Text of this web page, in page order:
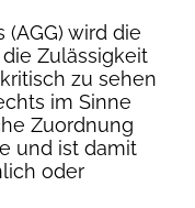
wird die
Zulässigkeit
zu sehen
im Sinne
Zuordnung
und ist damit
oder